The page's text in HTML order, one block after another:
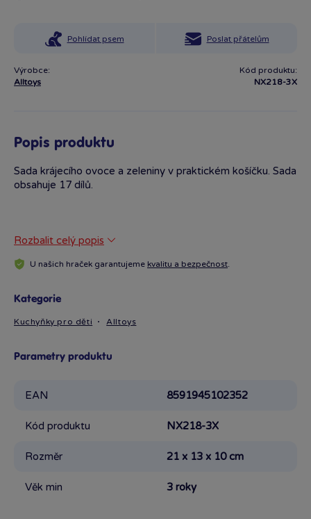
Pohlídat psem Poslat přátelům
Výrobce:
Alltoys
Kód produktu:
NX218-3X
Popis produktu
Sada krájecího ovoce a zeleniny v praktickém košíčku. Sada
obsahuje 17 dílů.
Rozbalit celý popis
U našich hraček garantujeme kvalitu a bezpečnost.
Kategorie
Kuchyňky pro děti Alltoys
Parametry produktu
EAN 8591945102352
Kód produktu NX218-3X
Rozměr 21 x 13 x 10 cm
Věk min 3 roky